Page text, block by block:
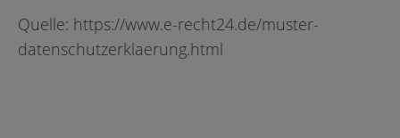
Quelle: https://www.e-recht24.de/muster-
datenschutzerklaerung.html